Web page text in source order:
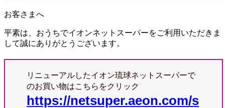
お客さまへ
平素は、おうちでイオンネットスーパーをご利用いただきま
して誠にありがとうございます。
リニューアルしたイオン琉球ネットスーパーで
のお買い物はこちらをクリック
https://netsuper.aeon.com/s